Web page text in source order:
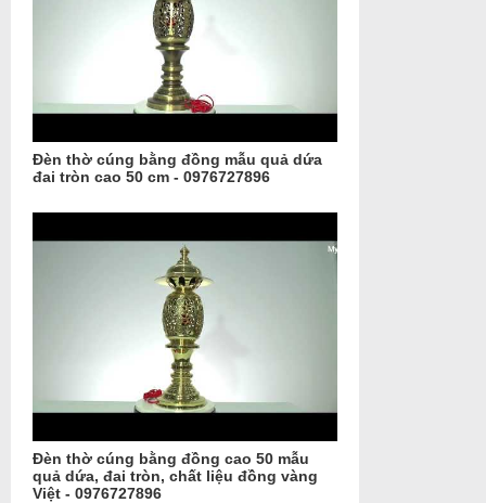
Đèn thờ cúng bằng đồng mẫu quả dứa
đai tròn cao 50 cm - 0976727896
Đèn thờ cúng bằng đồng cao 50 mẫu
quả dứa, đai tròn, chất liệu đồng vàng
Việt - 0976727896